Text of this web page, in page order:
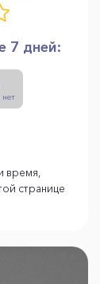
7 дней:
время,
странице